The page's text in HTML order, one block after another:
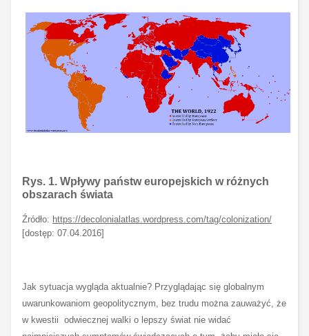
Rys. 1. Wpływy państw europejskich w różnych
obszarach świata
Źródło: https://decolonialatlas.wordpress.com/tag/colonization/
[dostęp: 07.04.2016]
Jak sytuacja wygląda aktualnie? Przyglądając się globalnym
uwarunkowaniom geopolitycznym, bez trudu można zauważyć, że
w kwestii odwiecznej walki o lepszy świat nie widać